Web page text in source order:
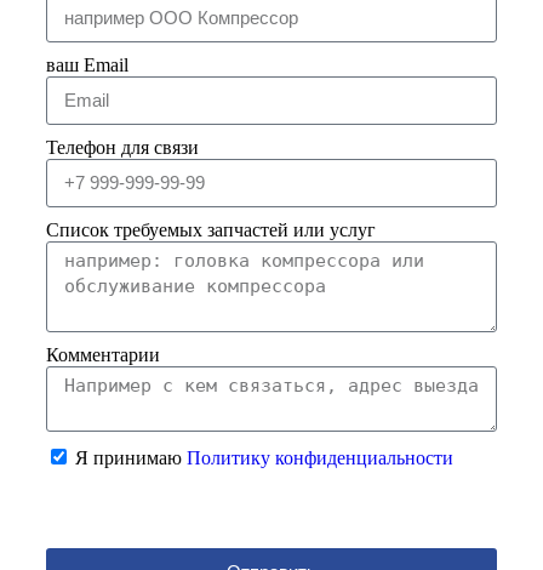
ваш Email
Телефон для связи
Список требуемых запчастей или услуг
Комментарии
Я принимаю Политику конфиденциальности